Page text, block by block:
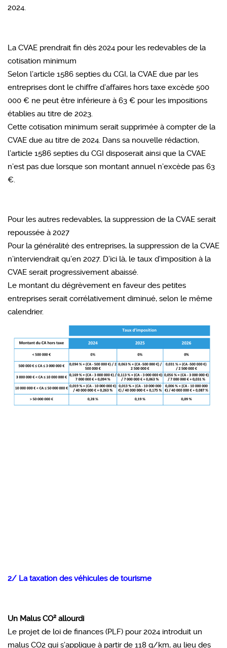
2024.
La CVAE prendrait fin dès 2024 pour les redevables de la
cotisation minimum
Selon l’article 1586 septies du CGI, la CVAE due par les
entreprises dont le chiffre d’affaires hors taxe excède 500
000 € ne peut être inférieure à 63 € pour les impositions
établies au titre de 2023.
Cette cotisation minimum serait supprimée à compter de la
CVAE due au titre de 2024. Dans sa nouvelle rédaction,
l’article 1586 septies du CGI disposerait ainsi que la CVAE
n’est pas due lorsque son montant annuel n’excède pas 63
€.
Pour les autres redevables, la suppression de la CVAE serait
repoussée à 2027
Pour la généralité des entreprises, la suppression de la CVAE
n’interviendrait qu’en 2027. D’ici là, le taux d’imposition à la
CVAE serait progressivement abaissé.
Le montant du dégrèvement en faveur des petites
entreprises serait corrélativement diminué, selon le même
calendrier.
2/ La taxation des véhicules de tourisme
Un Malus CO² allourdi
Le projet de loi de finances (PLF) pour 2024 introduit un
malus CO2 qui s’applique à partir de 118 g/km, au lieu des